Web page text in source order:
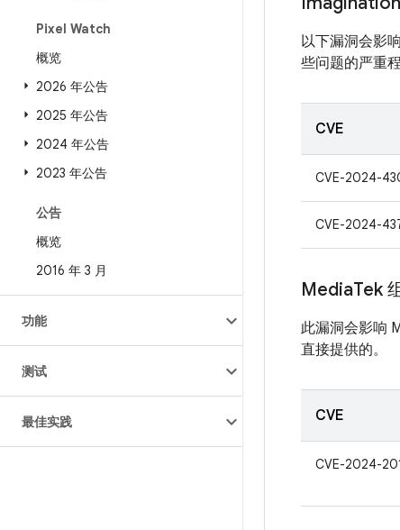
Pixel Watch
概览
2026 年公告
2025 年公告
2024 年公告
2023 年公告
公告
概览
2016 年 3 月
功能
测试
最佳实践
以下漏洞会影
些问题的严重
CVE
CVE-2024-
CVE-2024-
MediaTek
此漏洞会影响
直接提供的。
CVE
CVE-2024-